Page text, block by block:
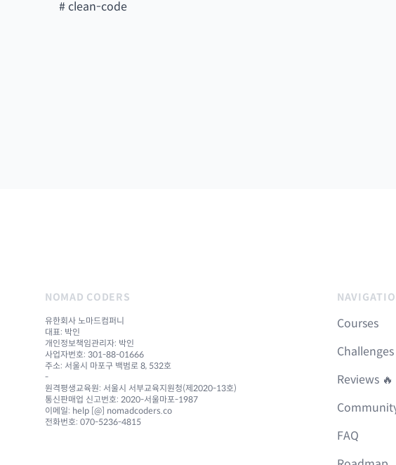
#clean-code
NOMAD CODERS
유한회사 노마드컴퍼니
대표: 박인
개인정보책임관리자: 박인
사업자번호: 301-88-01666
주소: 서울시 마포구 백범로 8, 532호
-
원격평생교육원: 서울시 서부교육지원청(제2020-13호)
통신판매업 신고번호: 2020-서울마포-1987
이메일: help [@] nomadcoders.co
전화번호: 070-5236-4815
Courses
Challenges
Reviews 🔥
FAQ